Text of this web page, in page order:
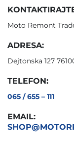
Moto Remont
ADRESA:
Dejtonska 127
TELEFON:
065 / 655 – 111
EMAIL: